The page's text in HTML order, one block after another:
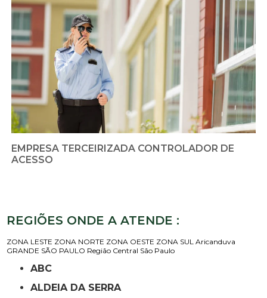
EMPRESA TERCEIRIZADA CONTROLADOR DE
ACESSO
REGIÕES ONDE A ATENDE :
ZONA LESTE ZONA NORTE ZONA OESTE ZONA SUL Aricanduva
GRANDE SÃO PAULO Região Central São Paulo
ABC
ALDEIA DA SERRA